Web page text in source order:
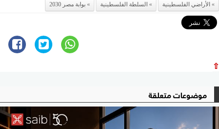
الأراضي الفلسطينية
السلطة الفلسطينية بوابة مصر 2030
⇧
موضوعات متعلقة